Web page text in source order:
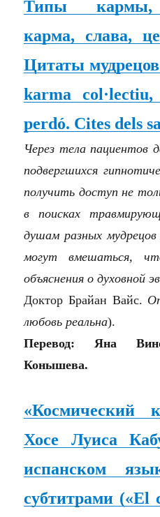
Типы кармы,
карма, слава,
Цитаты мудрецов
karma
perdó. Cites dels
Через тела пациентов
подвергшихся
получить доступ не
в поисках
душам разных
могут вмешаться,
объяснения о духовной
Доктор Брайан Вайс.
любовь реальна).
Перевод: Яна
Конышева.
«Космический
Хосе Луиса
испанском
субтитрами («El